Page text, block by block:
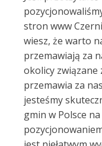
stron www
wiesz, że warto
przemawiają za
okolicy związane
przemawia za
jesteśmy
gmin w Polsce